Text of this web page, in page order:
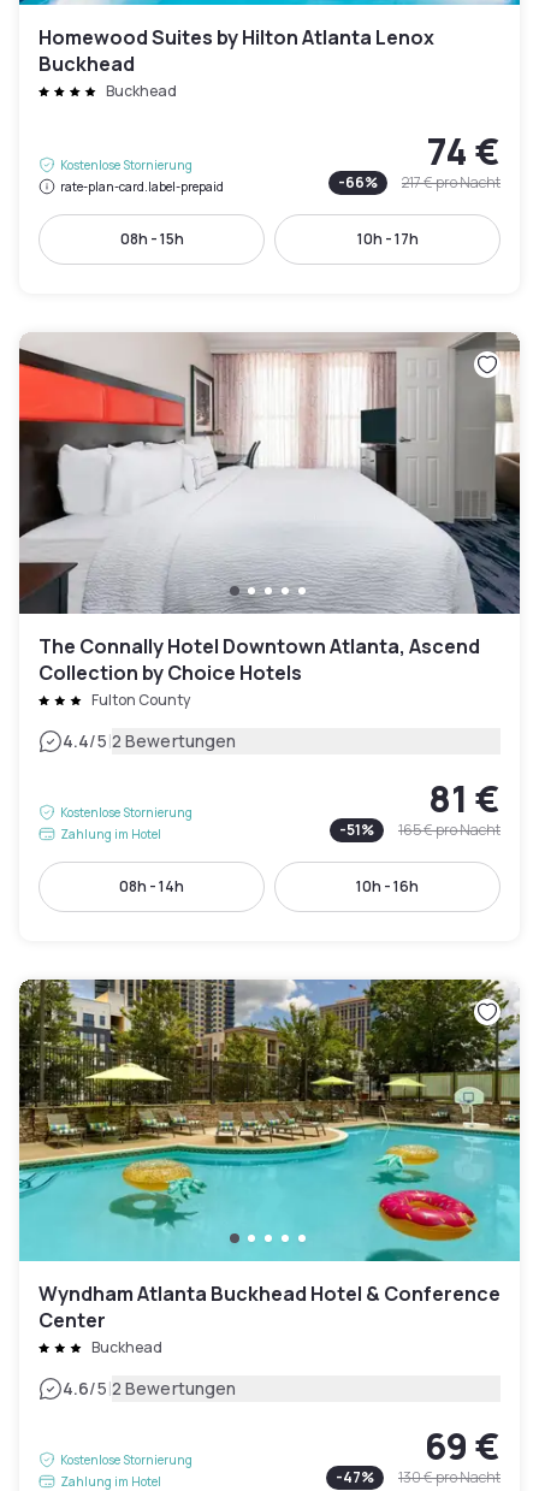
Homewood Suites by Hilton Atlanta Lenox
Buckhead
Buckhead
Kostenlose Stornierung
rate-plan-card.label-prepaid
74 €
-66% 217 €pro Nacht
08h - 15h 10h - 17h
The Connally Hotel Downtown Atlanta, Ascend
Collection by Choice Hotels
Fulton County
4.4/5|2 Bewertungen
Kostenlose Stornierung
Zahlung im Hotel
81 €
-51% 165 €pro Nacht
08h - 14h 10h - 16h
Wyndham Atlanta Buckhead Hotel & Conference
Center
Buckhead
4.6/5|2 Bewertungen
Kostenlose Stornierung
Zahlung im Hotel
69 €
-47% 130 €pro Nacht